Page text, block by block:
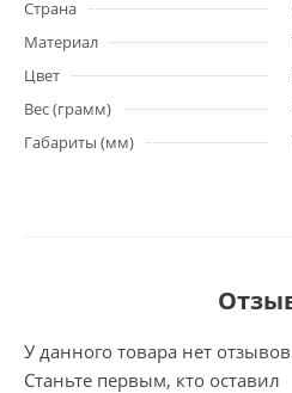
Страна
Материал
Цвет
Вес (грамм)
Габариты (мм)
У данного товара нет
Станьте первым, кто оставил